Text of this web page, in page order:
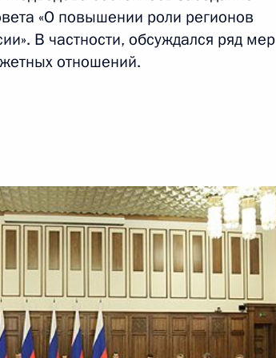
следующие материалы
сторонников
Россия»
7
«О повышении роли регионов
В частности, обсуждался ряд мер
отношений.